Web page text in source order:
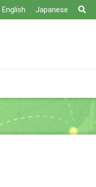
English Japanese
尋